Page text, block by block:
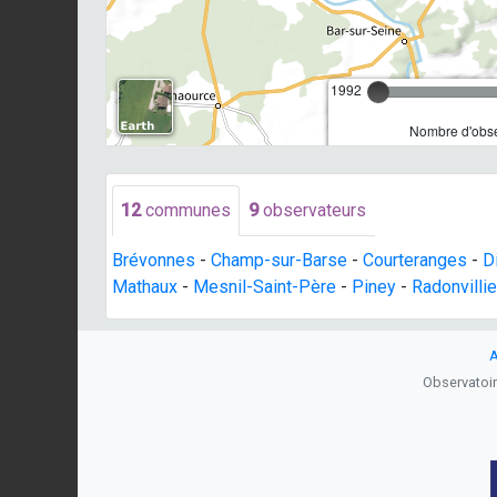
1992
Nombre
12communes 9observateurs
Brévonnes - Champ-sur-Barse - Courteranges -
Mathaux - Mesnil-Saint-Père - Piney -